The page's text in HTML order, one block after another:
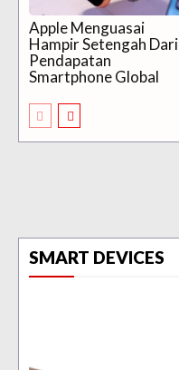
Apple Menguasai
Hampir Setengah Dari
Pendapatan
Smartphone Global
SMART DEVICES